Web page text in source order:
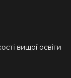
вищої освіти